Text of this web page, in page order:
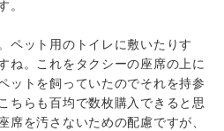
。
ペット用のトイレに敷いたりす
ね。これをタクシーの座席の上に
ットを飼っていたのでそれを持参
ちらも百均で数枚購入できると思
席を汚さないための配慮ですが、